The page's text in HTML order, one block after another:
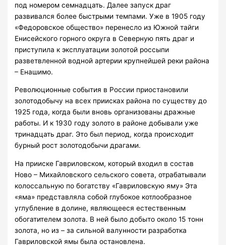
под номером семнадцать. Далее запуск драг
развивался более быстрыми темпами. Уже в 1905 году
«Федоровское общество» перенесло из Южной тайги
Енисейского горного округа в Северную пять драг и
приступила к эксплуатации золотой россыпи
разветвленной водной артерии крупнейшей реки района
– Енашимо.
Революционные события в России приостановили
золотодобычу на всех приисках района по существу до
1925 года, когда были вновь организованы дражные
работы. И к 1930 году золото в районе добывали уже
тринадцать драг. Это был период, когда происходит
бурный рост золотодобычи драгами.
На прииске Гавриловском, который входил в состав
Ново – Михайловского сельского совета, отрабатывали
колоссальную по богатству «Гавриловскую яму» Эта
«яма» представляла собой глубокое котлообразное
углубление в долине, являющееся естественным
обогатителем золота. В ней было добыто около 15 тонн
золота, но из – за сильной валунности разработка
Гавриловской ямы была остановлена.